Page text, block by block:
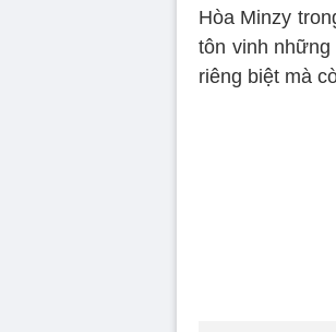
Hòa Minzy
tôn vinh
riêng biệt mà